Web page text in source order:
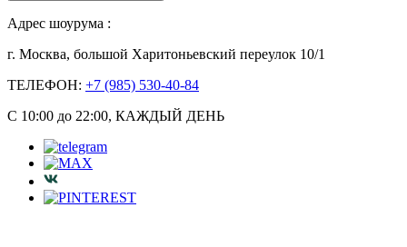
Адрес шоурума :
г. Москва, большой Харитоньевский переулок 10/1
ТЕЛЕФОН: +7 (985) 530-40-84
С 10:00 до 22:00, КАЖДЫЙ ДЕНЬ